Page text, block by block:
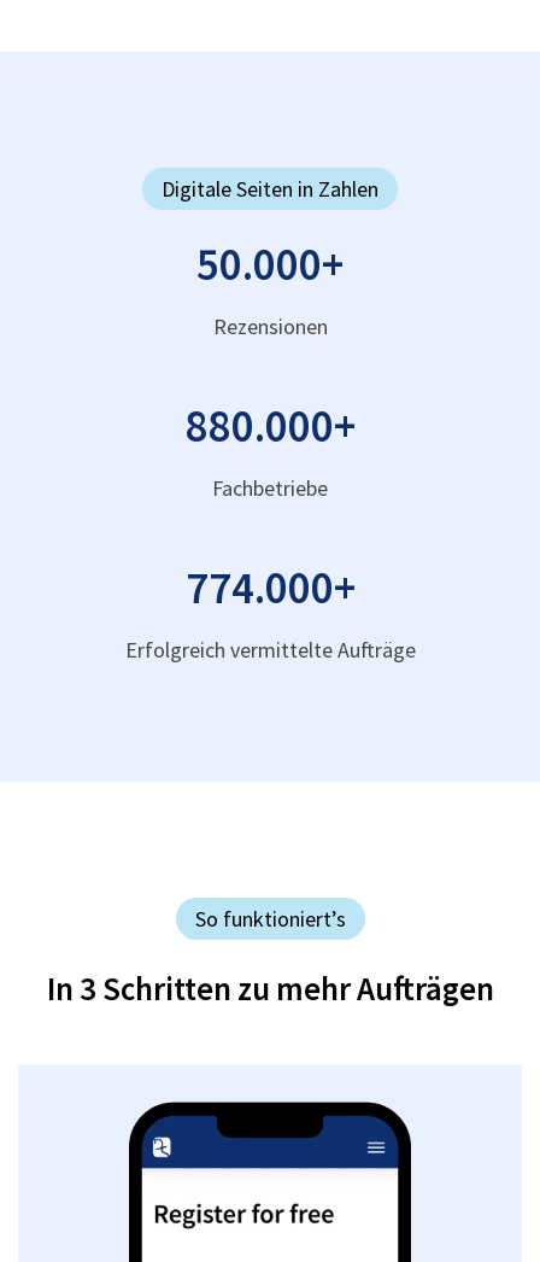
Digitale Seiten in Zahlen
50.000+
Rezensionen
880.000+
Fachbetriebe
774.000+
Erfolgreich vermittelte Aufträge
So funktioniert’s
In 3 Schritten zu mehr Aufträgen